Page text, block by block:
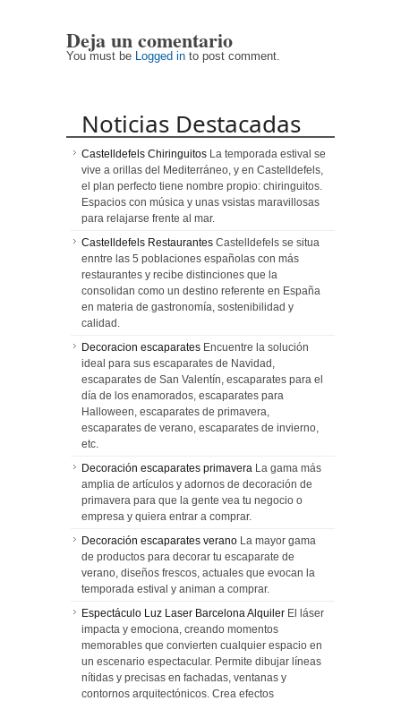
Deja un comentario
You must be Logged in to post comment.
Noticias Destacadas
Castelldefels Chiringuitos La temporada estival se
vive a orillas del Mediterráneo, y en Castelldefels,
el plan perfecto tiene nombre propio: chiringuitos.
Espacios con música y unas vsistas maravillosas
para relajarse frente al mar.
Castelldefels Restaurantes Castelldefels se situa
enntre las 5 poblaciones españolas con más
restaurantes y recibe distinciones que la
consolidan como un destino referente en España
en materia de gastronomía, sostenibilidad y
calidad.
Decoracion escaparates Encuentre la solución
ideal para sus escaparates de Navidad,
escaparates de San Valentín, escaparates para el
día de los enamorados, escaparates para
Halloween, escaparates de primavera,
escaparates de verano, escaparates de invierno,
etc.
Decoración escaparates primavera La gama más
amplia de artículos y adornos de decoración de
primavera para que la gente vea tu negocio o
empresa y quiera entrar a comprar.
Decoración escaparates verano La mayor gama
de productos para decorar tu escaparate de
verano, diseños frescos, actuales que evocan la
temporada estival y animan a comprar.
Espectáculo Luz Laser Barcelona Alquiler El láser
impacta y emociona, creando momentos
memorables que convierten cualquier espacio en
un escenario espectacular. Permite dibujar líneas
nítidas y precisas en fachadas, ventanas y
contornos arquitectónicos. Crea efectos